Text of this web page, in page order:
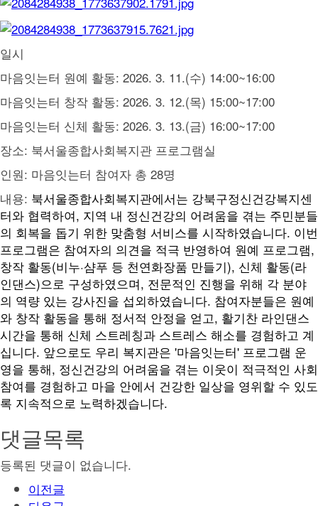
일시
마음잇는터 원예 활동: 2026. 3. 11.(수) 14:00~16:00
마음잇는터 창작 활동: 2026. 3. 12.(목) 15:00~17:00
마음잇는터 신체 활동: 2026. 3. 13.(금) 16:00~17:00
장소: 북서울종합사회복지관 프로그램실
인원: 마음잇는터 참여자 총 28명
내용: 북서울종합사회복지관에서는 강북구정신건강복지센
터와 협력하여, 지역 내 정신건강의 어려움을 겪는 주민분들
의 회복을 돕기 위한 맞춤형 서비스를 시작하였습니다. 이번
프로그램은 참여자의 의견을 적극 반영하여 원예 프로그램,
창작 활동(비누·샴푸 등 천연화장품 만들기), 신체 활동(라
인댄스)으로 구성하였으며, 전문적인 진행을 위해 각 분야
의 역량 있는 강사진을 섭외하였습니다. 참여자분들은 원예
와 창작 활동을 통해 정서적 안정을 얻고, 활기찬 라인댄스
시간을 통해 신체 스트레칭과 스트레스 해소를 경험하고 계
십니다. 앞으로도 우리 복지관은 '마음잇는터' 프로그램 운
영을 통해, 정신건강의 어려움을 겪는 이웃이 적극적인 사회
참여를 경험하고 마을 안에서 건강한 일상을 영위할 수 있도
록 지속적으로 노력하겠습니다.
댓글목록
등록된 댓글이 없습니다.
이전글